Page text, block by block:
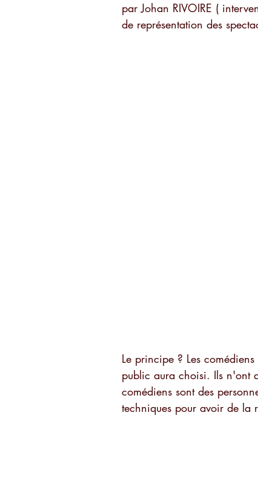
par Johan RIVOIRE (
de représentation des
Le principe ? Les
public aura choisi. Ils n'ont
comédiens sont des
techniques pour avoir de la